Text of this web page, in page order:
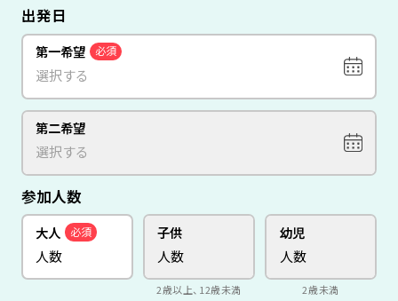
出発日
第一希望 必須
第二希望
参加人数
大人 必須 子供
2歳以上、12歳未満
幼児
2歳未満